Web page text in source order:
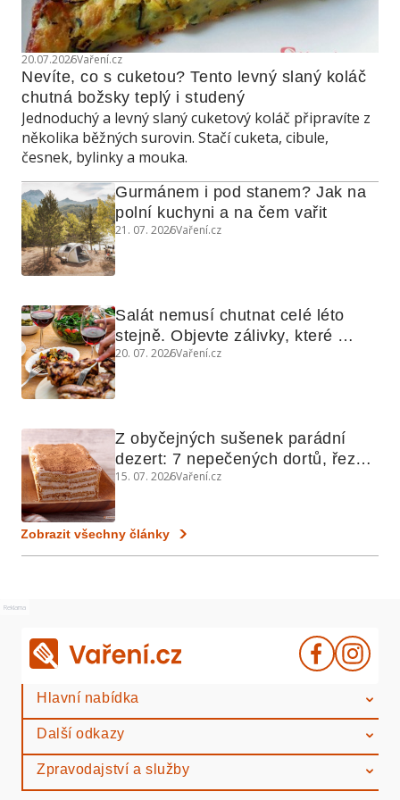
20.07.2026Vaření.cz
Nevíte, co s cuketou? Tento levný slaný koláč
chutná božsky teplý i studený
Jednoduchý a levný slaný cuketový koláč připravíte z
několika běžných surovin. Stačí cuketa, cibule,
česnek, bylinky a mouka.
Gurmánem i pod stanem? Jak na
polní kuchyni a na čem vařit
21. 07. 2026Vaření.cz
Salát nemusí chutnat celé léto
stejně. Objevte zálivky, které
využijete i na maso, nudle nebo
20. 07. 2026Vaření.cz
Z obyčejných sušenek parádní
dezert: 7 nepečených dortů, řezů
a koláčů
15. 07. 2026Vaření.cz
Zobrazit všechny články
Reklama
Hlavní nabídka
Další odkazy
Zpravodajství a služby